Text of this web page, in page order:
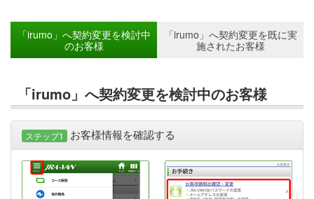
「irumo」へ契約変更を検討中
のお客様
「irumo」へ契約変更を既に実
施されたお客様
「irumo」へ契約変更を検討中のお客様
ステップ1 お客様情報を確認する